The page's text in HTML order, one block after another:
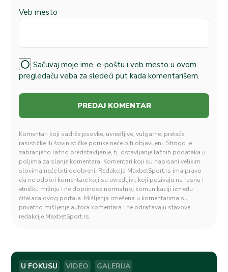
Veb mesto
Sačuvaj moje ime, e-poštu i veb mesto u ovom
pregledaču veba za sledeći put kada komentarišem.
Komentari koji sadrže psovke, uvredljive, vulgarne, preteće,
rasističke ili šovinističke poruke neće biti objavljeni. Strogo je
zabranjeno lažno predstavljanje, tj. ostavljanje lažnih podataka u
poljima za slanje komentara. Komentari koji su napisani velikim
slovima neće biti odobreni. Redakcija MaxbetSport.rs ima pravo
da ne odobri komentare koji su uvredljivi, koji pozivaju na rasnu i
etničku mržnju i ne doprinose normalnoj komunikaciji između
čitalaca ovog portala. Mišljenja iznešena u komentarima su
privatno mišljenje autora komentara i ne odražavaju stavove
redakcije MaxbetSport.rs.
U FOKUSU VIDEO GALERIJA